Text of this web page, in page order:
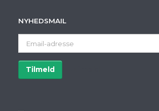
NYHEDSMAIL
adresse
Tilmeld